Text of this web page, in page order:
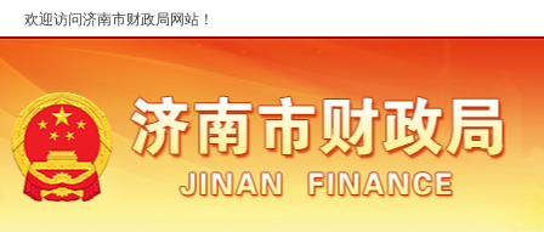
欢迎访问济南市财政局网站！